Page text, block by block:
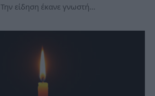
είδηση έκανε γνωστή…